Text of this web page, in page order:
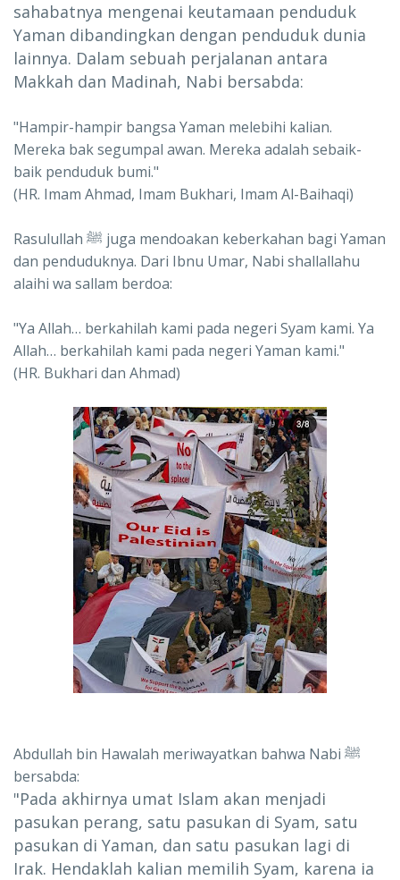
sahabatnya mengenai keutamaan penduduk
Yaman dibandingkan dengan penduduk dunia
lainnya. Dalam sebuah perjalanan antara
Makkah dan Madinah, Nabi bersabda:
"Hampir-hampir bangsa Yaman melebihi kalian.
Mereka bak segumpal awan. Mereka adalah sebaik-
baik penduduk bumi."
(HR. Imam Ahmad, Imam Bukhari, Imam Al-Baihaqi)
Rasulullah ﷺ juga mendoakan keberkahan bagi Yaman
dan penduduknya. Dari Ibnu Umar, Nabi shallallahu
alaihi wa sallam berdoa:
"Ya Allah… berkahilah kami pada negeri Syam kami. Ya
Allah… berkahilah kami pada negeri Yaman kami."
(HR. Bukhari dan Ahmad)
Abdullah bin Hawalah meriwayatkan bahwa Nabi ﷺ
bersabda:
"Pada akhirnya umat Islam akan menjadi
pasukan perang, satu pasukan di Syam, satu
pasukan di Yaman, dan satu pasukan lagi di
Irak. Hendaklah kalian memilih Syam, karena ia